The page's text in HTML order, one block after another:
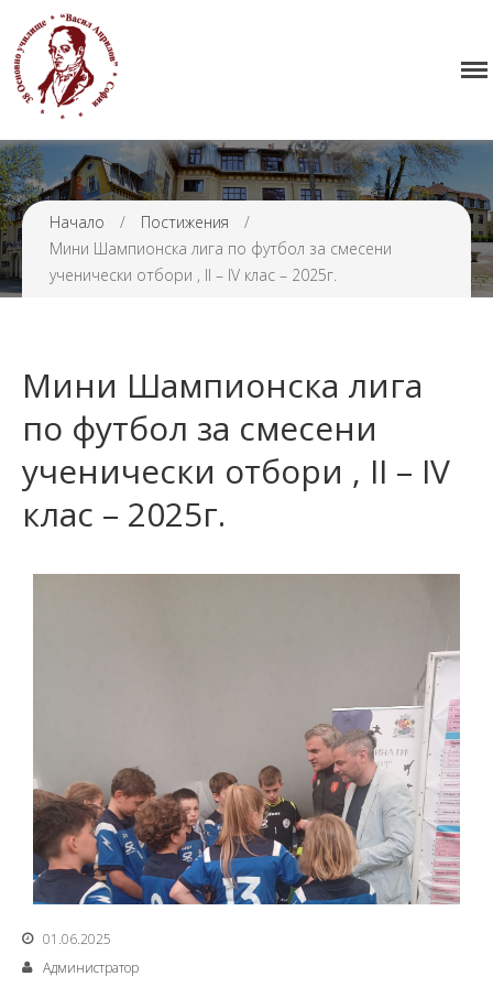
Нормативна уредба
Прием
Проекти и дейности
Седмично разписание
Начало / Постижения
/
Мини Шампионска лига по футбол за смесени
ученически отбори , II – IV клас – 2025г.
Мини Шампионска лига
по футбол за смесени
ученически отбори , II – IV
клас – 2025г.
01.06.2025
Администратор